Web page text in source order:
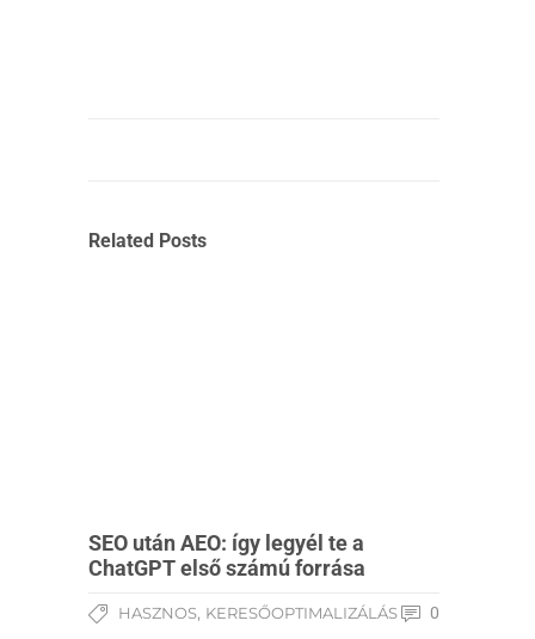
Related Posts
SEO után AEO: így legyél te a
ChatGPT első számú forrása
HASZNOS, KERESŐOPTIMALIZÁLÁS 0